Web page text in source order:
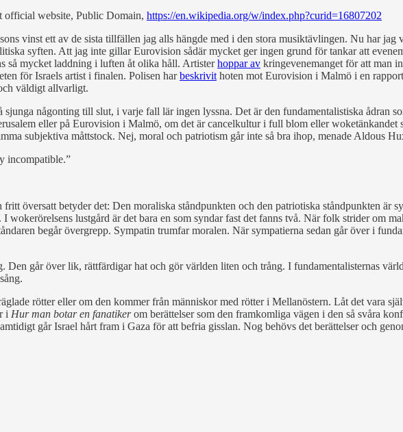
official website, Public Domain, https://en.wikipedia.org/w/index.php?curid=16807202
vinst ett av de sista tillfällen jag alls hängde med i den stora musiktävlingen. Nu har
syften. Att jag inte gillar Eurovision sådär mycket ger ingen grund för tankar att
så mycket laddning i luften åt olika håll. Artisterhoppar av kringevenemanget för att man
för Israels artist i finalen. Polisen harbeskrivit hoten mot Eurovision i Malmö i en
väldigt allvarligt.
någonting till slut, i varje fall lär ingen lyssna. Det är den fundamentalistiska ådran
eller på Eurovision i Malmö, om det är cancelkultur i full blom eller woketänkandet
subjektiva måttstock. Nej, moral och patriotism går inte så bra ihop, menade Aldous
incompatible.”
översatt betyder det: Den moraliska ståndpunkten och den patriotiska ståndpunkten är
lustgård är det bara en som syndar fast det fanns två. När folk strider om
begår övergrepp. Sympatin trumfar moralen. När sympatierna sedan går över i
går över lik, rättfärdigar hat och gör världen liten och trång. I fundamentalisternas
rötter eller om den kommer från människor med rötter i Mellanöstern. Låt det vara
i Hur man botar en fanatikerom berättelser som den framkomliga vägen i den så svåra
går Israel hårt fram i Gaza för att befria gisslan. Nog behövs det berättelser och